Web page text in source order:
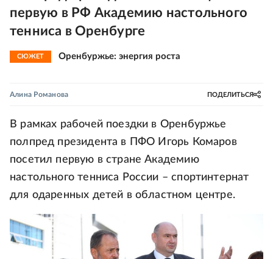
первую в РФ Академию настольного
тенниса в Оренбурге
СЮЖЕТ Оренбуржье: энергия роста
Алина Романова ПОДЕЛИТЬСЯ
В рамках рабочей поездки в Оренбуржье
полпред президента в ПФО Игорь Комаров
посетил первую в стране Академию
настольного тенниса России – спортинтернат
для одаренных детей в областном центре.